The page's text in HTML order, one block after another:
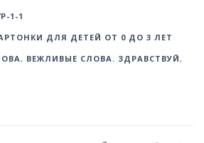
1-1
ДЛЯ ДЕТЕЙ ОТ 0 ДО 3 ЛЕТ
, ВЕЖЛИВЫЕ СЛОВА. ЗДРАВСТВУЙ ,